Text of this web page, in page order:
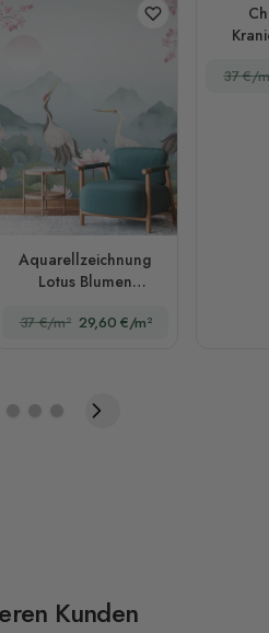
Aquarellzeichnung
Lotus Blumen
37 €/m² 29,60 €/m²
37 €/
Kunden